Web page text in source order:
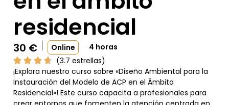
residencial
30 € Online
4 horas
(3.7 estrellas)
¡Explora nuestro curso sobre «Diseño Ambiental para la
Instauración del Modelo de ACP en el Ámbito
Residencial»! Este curso capacita a profesionales para